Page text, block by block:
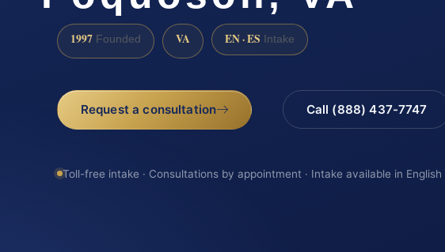
1997 Founded VA EN · ES Intake
Request a consultation Call (888) 437-7747
Toll-free intake · Consultations by appointment · Intake available in English